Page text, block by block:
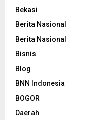
Bekasi
Berita Nasional
Berita Nasional
Bisnis
Blog
BNN Indonesia
BOGOR
Daerah